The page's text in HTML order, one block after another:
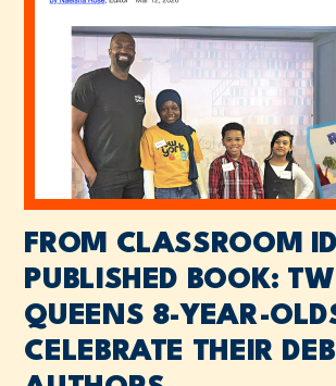
FROM CLASSROOM
PUBLISHED BOOK:
QUEENS 8-YEAR-
CELEBRATE THEIR